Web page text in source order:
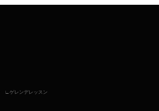
ゲレンデレッスン